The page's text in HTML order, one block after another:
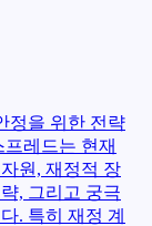
정을 위한 전략
레드는 현재
원, 재정적 장
, 그리고 궁극
. 특히 재정 계